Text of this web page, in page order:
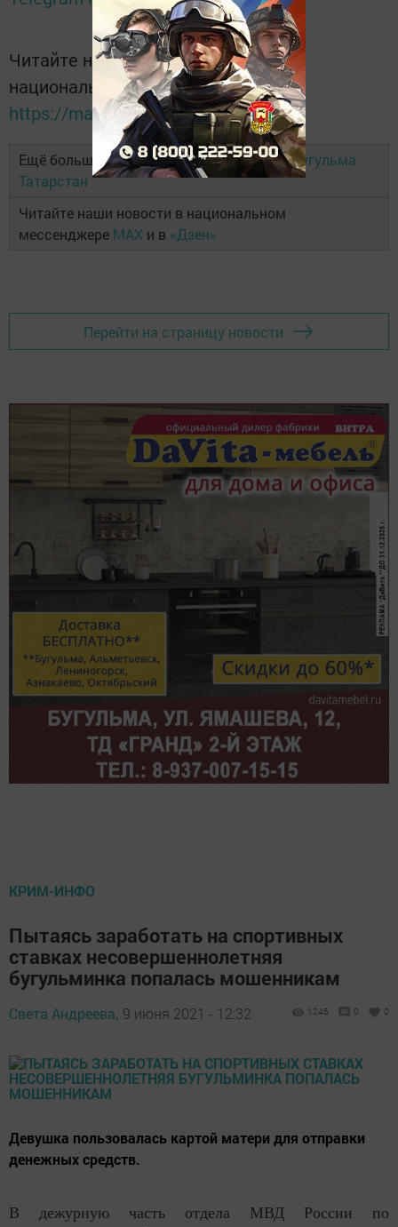
Читайте новости Татарстана в
национальном мессенджере MАХ:
https://max.ru/tatmedia
Ещё больше новостей в Telegram-каналеБугульма
Татарстан
Читайте наши новости в национальном
мессенджере MAX и в «Дзен»
Перейти на страницу новости
КРИМ-ИНФО
Пытаясь заработать на спортивных
ставках несовершеннолетняя
бугульминка попалась мошенникам
Света Андреева, 9 июня 2021 - 12:32 1245 0 0
Девушка пользовалась картой матери для отправки
денежных средств.
В дежурную часть отдела МВД России по